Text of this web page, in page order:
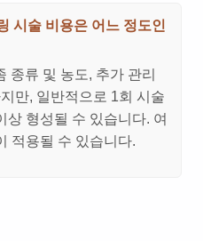
시술 비용은 어느 정도인
종류 및 농도, 추가 관리
만, 일반적으로 1회 시술
상 형성될 수 있습니다. 여
적용될 수 있습니다.